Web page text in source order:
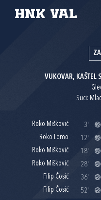
HNK Val
VUKOVAR,
Suci:
Roko Mišković
3'
Roko Lemo
12'
Roko Mišković
18'
Roko Mišković
28'
Filip Ćosić
36'
Filip Ćosić
52'